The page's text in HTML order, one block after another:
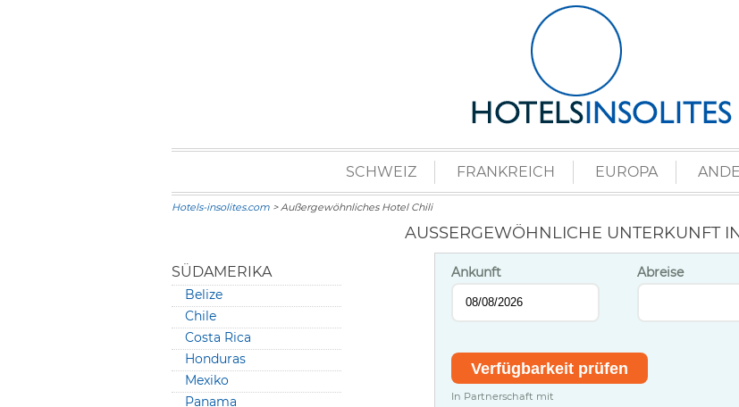
SCHWEIZ FRANKREICH EUROPA
Hotels-insolites.com > Außergewöhnliches Hotel Chili
AUSSERGEWÖHNLICHE UNTERKUNFT IN
SÜDAMERIKA
Belize
Chile
Costa Rica
Honduras
Mexiko
Panama
Ankunft Abreise
In Partnerschaft mit